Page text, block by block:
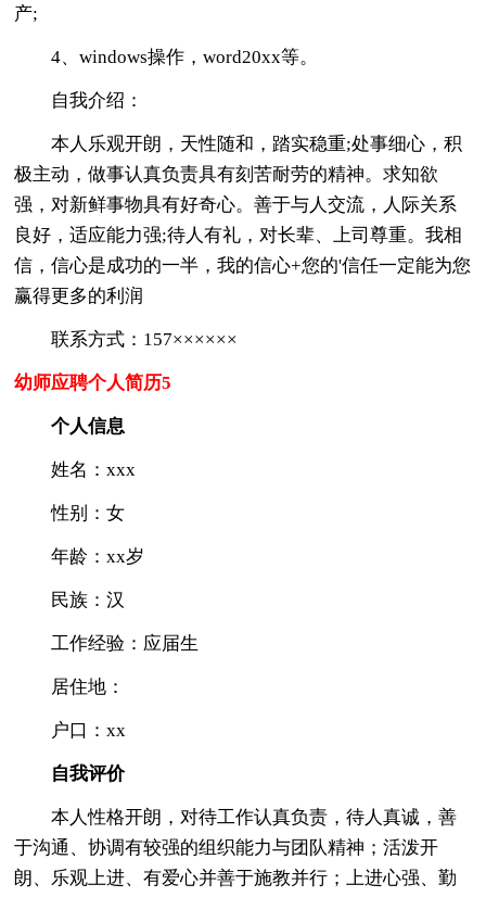
产;
4、windows操作，word20xx等。
自我介绍：
本人乐观开朗，天性随和，踏实稳重;处事细心，积
极主动，做事认真负责具有刻苦耐劳的精神。求知欲
强，对新鲜事物具有好奇心。善于与人交流，人际关系
良好，适应能力强;待人有礼，对长辈、上司尊重。我相
信，信心是成功的一半，我的信心+您的'信任一定能为您
赢得更多的利润
联系方式：157××××××
幼师应聘个人简历5
个人信息
姓名：xxx
性别：女
年龄：xx岁
民族：汉
工作经验：应届生
居住地：
户口：xx
自我评价
本人性格开朗，对待工作认真负责，待人真诚，善
于沟通、协调有较强的组织能力与团队精神；活泼开
朗、乐观上进、有爱心并善于施教并行；上进心强、勤